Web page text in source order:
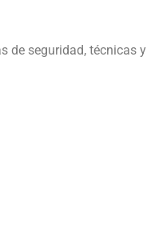
de seguridad, técnicas y